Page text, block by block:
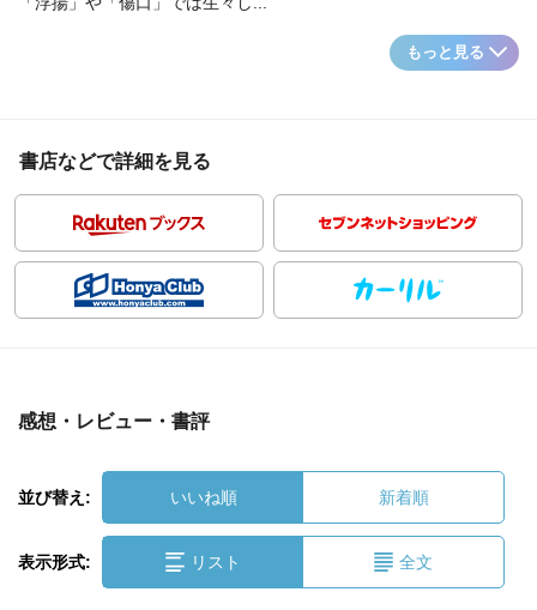
もっと見る
書店などで詳細を見る
感想・レビュー・書評
並び替え: いいね順 新着順
表示形式: リスト 全文